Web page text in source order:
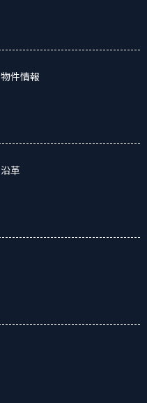
物件情報
沿革